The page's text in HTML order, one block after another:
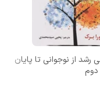
رشد از نوجوانی تا پایان